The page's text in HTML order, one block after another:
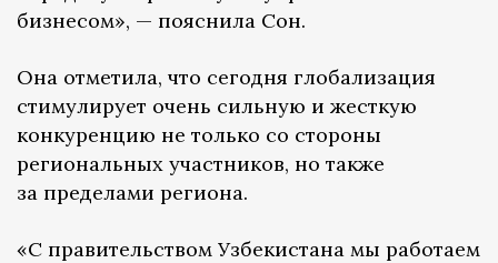
бизнесом», — пояснила Сон.
Она отметила, что сегодня глобализация
стимулирует очень сильную и жесткую
конкуренцию не только со стороны
региональных участников, но также
за пределами региона.
«С правительством Узбекистана мы работаем